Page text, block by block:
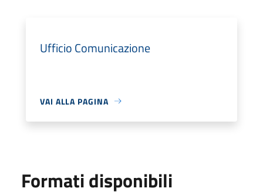
Ufficio Comunicazione
VAI ALLA PAGINA
Formati disponibili